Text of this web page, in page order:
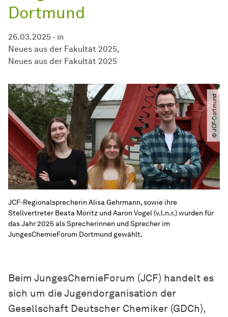
Dortmund
26.03.2025 - in
Neues aus der Fakultät 2025
Neues aus der Fakultät 2025
© JCF-Dortmund
JCF-Regionalsprecherin Alisa Gehrmann, sowie ihre
Stellvertreter Beata Moritz und Aaron Vogel (v.l.n.r.) wurden für
das Jahr 2025 als Sprecherinnen und Sprecher im
JungesChemieForum Dortmund gewählt.
Beim JungesChemieForum (JCF) handelt es
sich um die Jugendorganisation der
Gesellschaft Deutscher Chemiker (GDCh),